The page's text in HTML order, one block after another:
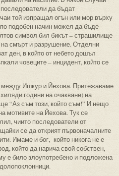
да бъдат
той изпращал огън или мор върху
подобен начин можел да бъде
символ бил бикът – страшилище
смърт и разрушение. Отделни
ден, в който от небето дошъл
човеците – инцидент, който се
Ишкур и Йехова. Притежаваме
години на очакване) на
“Аз съм този, който съм!” И нещо
мотивите на Йехова. Тук се
чиито последователи от
се да открият първоначалните
Имаме и бог, който никога не е
който да нарича свой собствен,
е било злоупотребено и подложена